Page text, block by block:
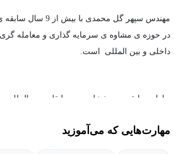
مهندس سپهر گل محمدی با
در حوزه ی مشاوه ی سرمایه گذاری و معامله گری
داخلی و بین المللی است.
دارای سابقه ی درخشان در مسابقات بین المللی
فعالیت مستمر و موثر در بورس تهران
مهارت‌هایی که می‌آموزید